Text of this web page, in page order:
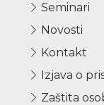
Seminari
Novosti
Kontakt
Izjava o
Zaštita